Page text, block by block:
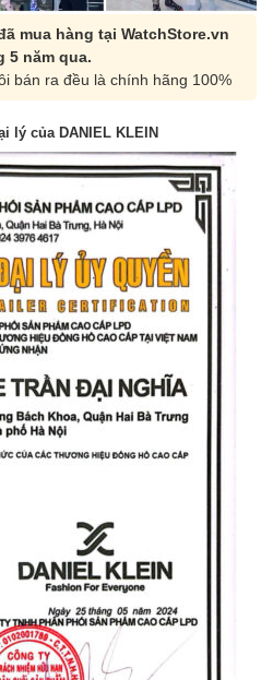
mua hàng tại WatchStore.vn
5 năm qua.
bán ra đều là chính hãng 100%
lý của DANIEL KLEIN